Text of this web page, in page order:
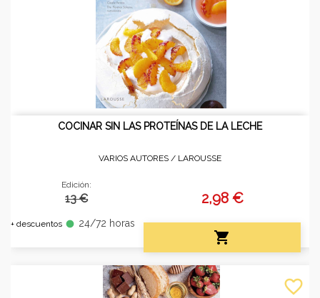
COCINAR SIN LAS PROTEÍNAS DE LA LECHE
VARIOS AUTORES / LAROUSSE
Edición:
13 €
+ descuentos fiber_manual_record 24/72 horas
2,98 €

favorite_border